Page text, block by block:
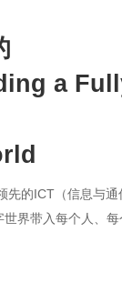
a
先的ICT（信息与
界带入每个人、